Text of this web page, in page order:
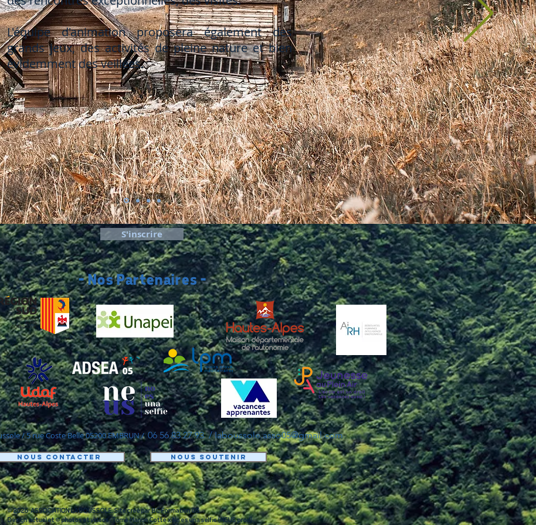
S'inscrire
L'équipe d'animation proposera également des
grands jeux, des activités de pleine nature et bien
évidemment des veillées.
S'inscrire
- Nos Partenaires -
/ 5 rue Coste Belle 05200 EMBRUN / 06 56 83 27 93 /Iaboussole.asso05@gmail.com
Nous contacter Nous soutenir
© 2026 ASSOCIATION LA BOUSSOLE. Site créé par BC Formation 05.
Design actuel et © photos et vidéos :Tomè Manon Cotte x No es una selfie (NEUS prod).